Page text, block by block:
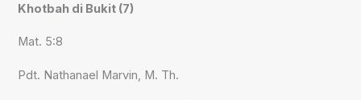
Khotbah di Bukit (7)
Mat. 5:8
Pdt. Nathanael Marvin, M. Th.